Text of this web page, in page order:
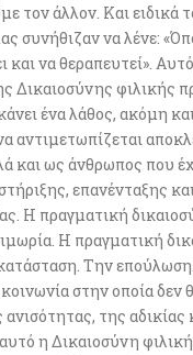
τον άλλον. Και ειδικά
συνήθιζαν να λένε:
να θεραπευτεί».
Δικαιοσύνης φιλικής
ένα λάθος, ακόμη
αντιμετωπίζεται
και ως άνθρωπος που
επανένταξης
Η πραγματική
Η πραγματική
Την
στην οποία δεν
της αδικίας
η Δικαιοσύνη